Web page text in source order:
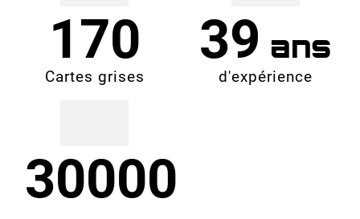
170
Cartes grises
39
d'expérience
30000